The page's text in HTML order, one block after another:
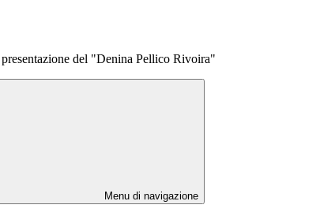
del "Denina Pellico Rivoira"
Menu di navigazione